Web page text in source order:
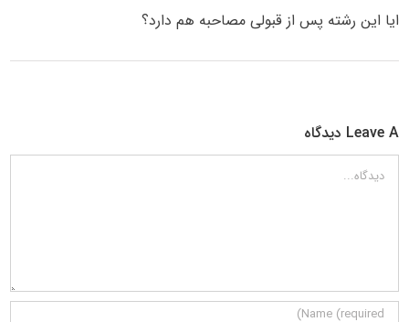
ایا این رشته پس از قبولی مصاحبه هم دارد؟
Leave A دیدگاه
دیدگاه